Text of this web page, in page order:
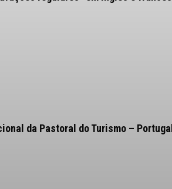
da Pastoral do Turismo – Portugal